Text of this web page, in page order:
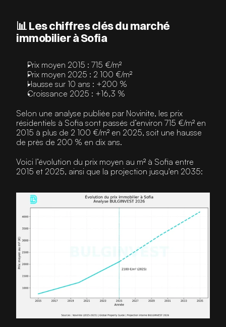
📊 Les chiffres clés du marché
immobilier à Sofia
Prix moyen 2015 : 715 €/m²
Prix moyen 2025 : 2 100 €/m²
Hausse sur 10 ans : +200 %
Croissance 2025 : +16,3 %
Selon une analyse publiée par Novinite, les prix
résidentiels à Sofia sont passés d’environ 715 €/m² en
2015 à plus de 2 100 €/m² en 2025, soit une hausse
de près de 200 % en dix ans.
Voici l’évolution du prix moyen au m² à Sofia entre
2015 et 2025, ainsi que la projection jusqu'en 2035: